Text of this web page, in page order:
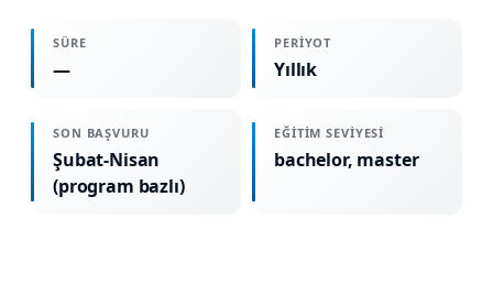
SÜRE
—
PERIYOT
Yıllık
SON BAŞVURU
Şubat-Nisan
(program bazlı)
EĞITIM SEVIYESI
bachelor, master